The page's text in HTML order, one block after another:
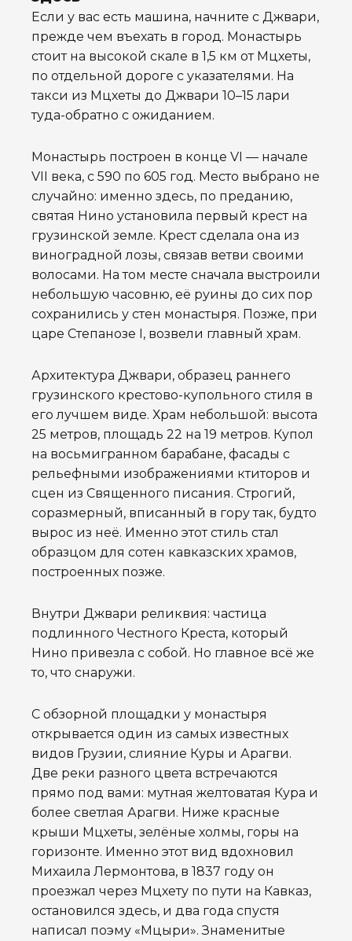
Если у вас есть машина, начните с Джвари,
прежде чем въехать в город. Монастырь
стоит на высокой скале в 1,5 км от Мцхеты,
по отдельной дороге с указателями. На
такси из Мцхеты до Джвари 10–15 лари
туда-обратно с ожиданием.
Монастырь построен в конце VI — начале
VII века, с 590 по 605 год. Место выбрано не
случайно: именно здесь, по преданию,
святая Нино установила первый крест на
грузинской земле. Крест сделала она из
виноградной лозы, связав ветви своими
волосами. На том месте сначала выстроили
небольшую часовню, её руины до сих пор
сохранились у стен монастыря. Позже, при
царе Степанозе I, возвели главный храм.
Архитектура Джвари, образец раннего
грузинского крестово-купольного стиля в
его лучшем виде. Храм небольшой: высота
25 метров, площадь 22 на 19 метров. Купол
на восьмигранном барабане, фасады с
рельефными изображениями ктиторов и
сцен из Священного писания. Строгий,
соразмерный, вписанный в гору так, будто
вырос из неё. Именно этот стиль стал
образцом для сотен кавказских храмов,
построенных позже.
Внутри Джвари реликвия: частица
подлинного Честного Креста, который
Нино привезла с собой. Но главное всё же
то, что снаружи.
С обзорной площадки у монастыря
открывается один из самых известных
видов Грузии, слияние Куры и Арагви.
Две реки разного цвета встречаются
прямо под вами: мутная желтоватая Кура и
более светлая Арагви. Ниже красные
крыши Мцхеты, зелёные холмы, горы на
горизонте. Именно этот вид вдохновил
Михаила Лермонтова, в 1837 году он
проезжал через Мцхету по пути на Кавказ,
остановился здесь, и два года спустя
написал поэму «Мцыри». Знаменитые